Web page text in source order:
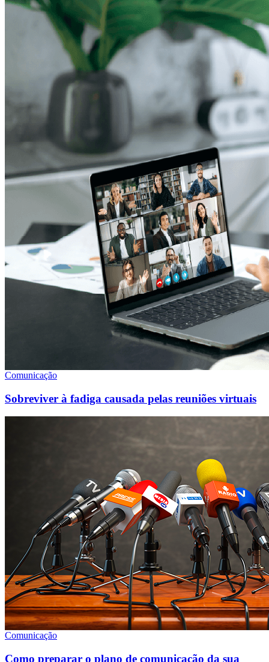
Comunicação
Sobreviver à fadiga causada pelas reuniões virtuais
Comunicação
Como preparar o plano de comunicação da sua